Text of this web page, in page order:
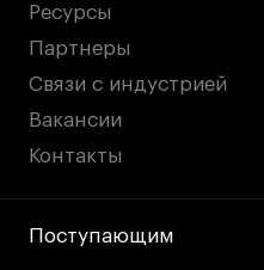
Ресурсы
Партнеры
Связи с индустрией
Вакансии
Контакты
Поступающим